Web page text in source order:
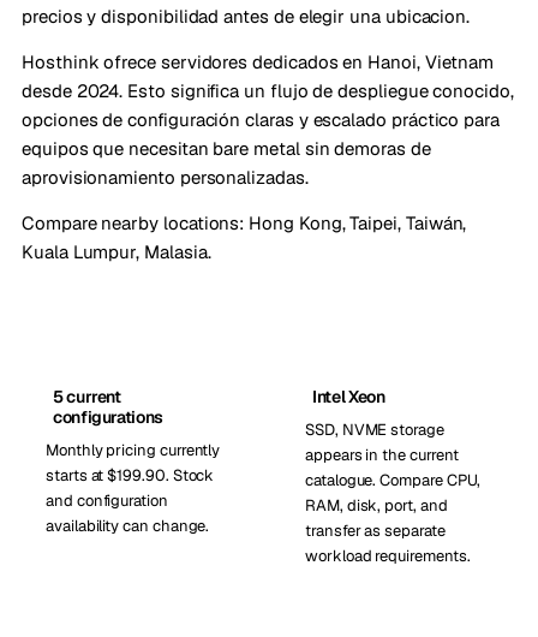
precios y disponibilidad antes de elegir una ubicacion.
Hosthink ofrece servidores dedicados en Hanoi, Vietnam
desde 2024. Esto significa un flujo de despliegue conocido,
opciones de configuración claras y escalado práctico para
equipos que necesitan bare metal sin demoras de
aprovisionamiento personalizadas.
Compare nearby locations: Hong Kong,Taipei, Taiwán,
Kuala Lumpur, Malasia.
5 current
configurations
Monthly pricing currently
starts at $199.90. Stock
and configuration
availability can change.
Intel Xeon
SSD, NVME storage
appears in the current
catalogue. Compare CPU,
RAM, disk, port, and
transfer as separate
workload requirements.